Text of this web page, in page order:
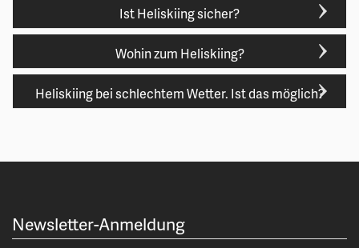
Ist Heliskiing sicher?
Wohin zum Heliskiing?
Heliskiing bei schlechtem Wetter. Ist das möglich?
Newsletter-Anmeldung